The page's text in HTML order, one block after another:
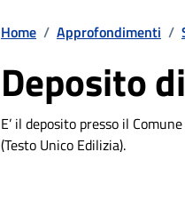
Home / Approfondimenti /
Deposito
E’ il deposito presso il
(Testo Unico Edilizia).